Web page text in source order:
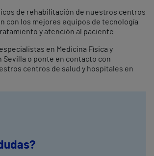
de rehabilitación de nuestros centros
con los mejores equipos de tecnología
y atención al paciente.
en Medicina Física y
Sevilla o ponte en contacto con
centros de salud y hospitales en